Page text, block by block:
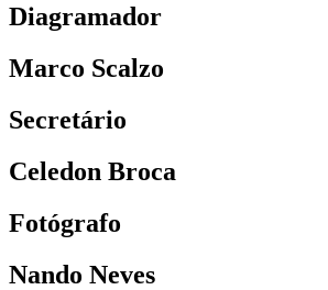
Diagramador
Marco Scalzo
Secretário
Celedon Broca
Fotógrafo
Nando Neves